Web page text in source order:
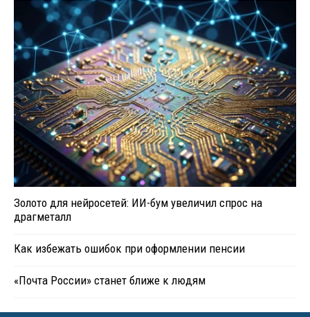
Золото для нейросетей: ИИ-бум увеличил спрос на
драгметалл
Как избежать ошибок при оформлении пенсии
«Почта России» станет ближе к людям